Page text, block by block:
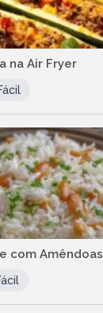
na Air Fryer
com Amêndoas